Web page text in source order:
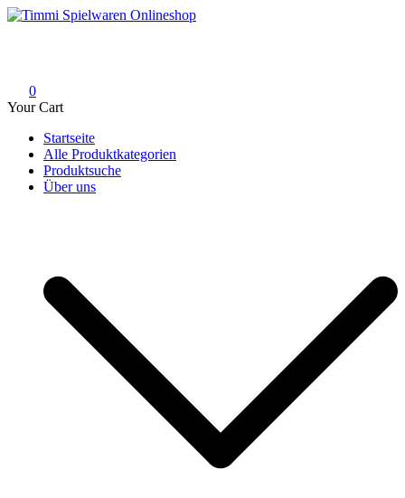
Skip
0
Your Cart
Startseite
Alle Produktkategorien
Produktsuche
Über uns